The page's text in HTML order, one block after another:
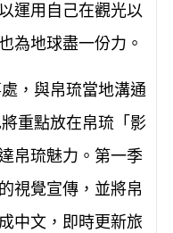
運用自己在觀光以
為地球盡一份力。
，與帛琉當地溝通
重點放在帛琉「影
帛琉魅力。第一季
視覺宣傳，並將帛
中文，即時更新旅